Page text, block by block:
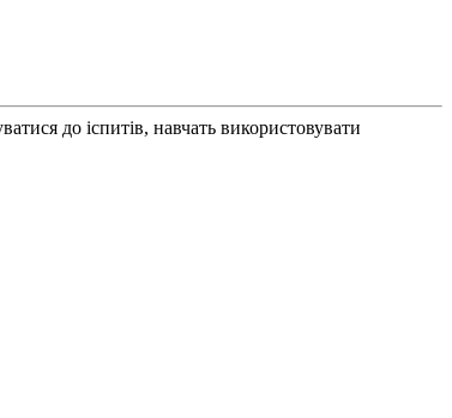
до іспитів, навчать використовувати